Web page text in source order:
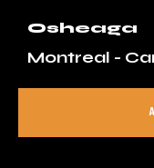
Osheaga
Montreal -